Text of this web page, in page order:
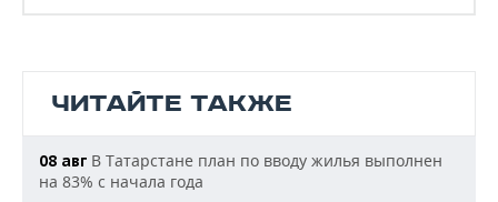
ЧИТАЙТЕ ТАКЖЕ
08 авг В Татарстане план по вводу жилья выполнен
на 83% с начала года